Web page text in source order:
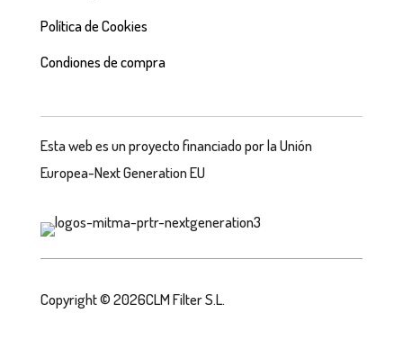
Política de Cookies
Condiones de compra
Esta web es un proyecto financiado por la Unión
Europea-Next Generation EU
Copyright © 2026CLM Filter S.L.